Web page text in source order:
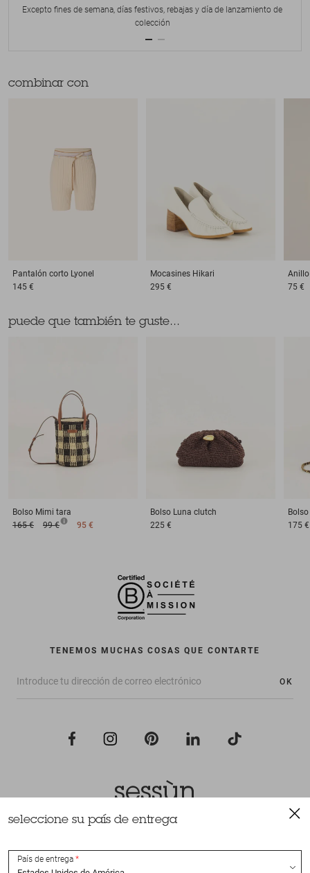
Excepto fines de semana, días festivos, rebajas y día de lanzamiento de
colección
combinar con
Pantalón corto Lyonel
145 €
Mocasines Hikari
295 €
Anillo
75 €
puede que también te guste...
Bolso Mimi tara
165 €
99 € 95 €
Bolso Luna clutch
225 €
Bolso
175 €
TENEMOS MUCHAS COSAS QUE CONTARTE
OK
Todos los derechos reservados Sessùn 2022
seleccione su país de entrega
País de entrega